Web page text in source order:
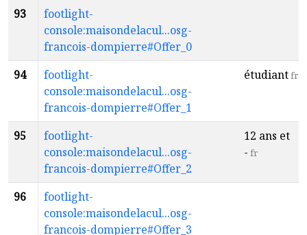
93
footlight-
console:maisondelacul...osg-
francois-dompierre#Offer_0
94
footlight-
console:maisondelacul...osg-
francois-dompierre#Offer_1
étudiantfr
95
footlight-
console:maisondelacul...osg-
francois-dompierre#Offer_2
12 ans et
- fr
96
footlight-
console:maisondelacul...osg-
francois-dompierre#Offer_3